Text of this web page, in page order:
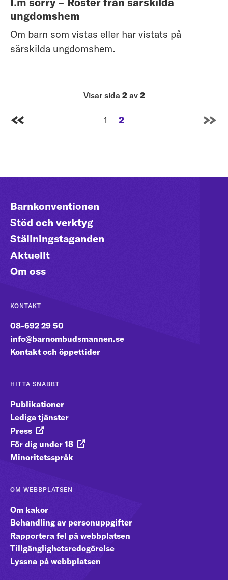
ungdomshem
Om barn som vistas eller har vistats på
särskilda ungdomshem.
Visar sida 2av 2
Gå till första sidan sida
1
sida
2
Gå
Barnkonventionen
Stöd och verktyg
Ställningstaganden
Aktuellt
Om oss
KONTAKT
08-692 29 50
info@barnombudsmannen.se
Kontakt och öppettider
HITTA SNABBT
Publikationer
Lediga tjänster
Press
För dig under 18
Minoritetsspråk
OM WEBBPLATSEN
Om kakor
Behandling av personuppgifter
Rapportera fel på webbplatsen
Tillgänglighetsredogörelse
Lyssna på webbplatsen